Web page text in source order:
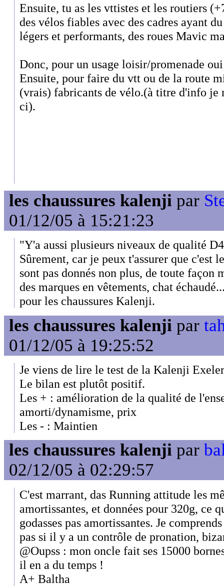
Ensuite, tu as les vttistes et les routiers
des vélos fiables avec des cadres ayant
légers et performants, des roues Mavic
Donc, pour un usage loisir/promenade
Ensuite, pour faire du vtt ou de la route
(vrais) fabricants de vélo.(à titre d'info je
ci).
les chaussures kalenji par
01/12/05 à 15:21:23
"Y'a aussi plusieurs niveaux de qualité
Sûrement, car je peux t'assurer que c'est
sont pas donnés non plus, de toute façon
des marques en vêtements, chat
pour les chaussures Kalenji.
les chaussures kalenji par
01/12/05 à 19:25:52
Je viens de lire le test de la Kalenji
Le bilan est plutôt positif.
Les + : amélioration de la qualité de
amorti/dynamisme, prix
Les - : Maintien
les chaussures kalenji par
02/12/05 à 02:29:57
C'est marrant, das Running attitude les
amortissantes, et données pour 320g, ce
godasses pas amortissantes. Je
pas si il y a un contrôle de pronation,
@Oupss : mon oncle fait ses 15000
il en a du temps !
A+ Baltha